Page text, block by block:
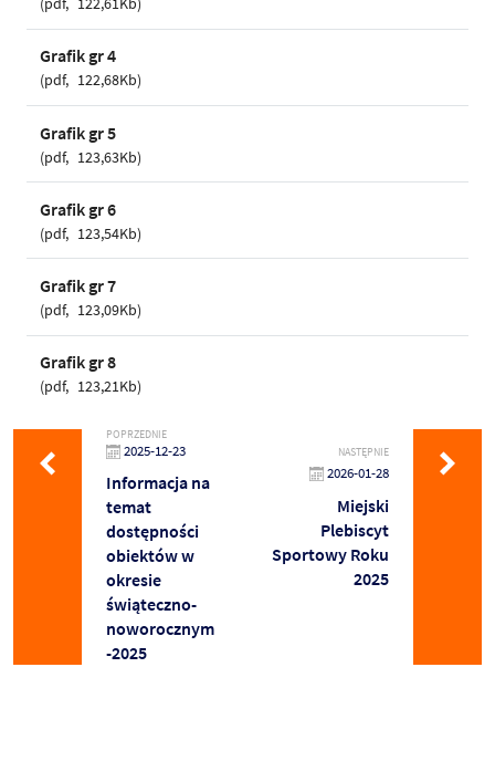
Grafik gr 4
pdf 122,68Kb
Grafik gr 5
pdf 123,63Kb
Grafik gr 6
pdf 123,54Kb
Grafik gr 7
pdf 123,09Kb
Grafik gr 8
pdf 123,21Kb
POPRZEDNIE
2025-12-23
Informacja na
temat
dostępności
obiektów w
okresie
świąteczno-
noworocznym
-2025
NASTĘPNIE
2026-01-28
Miejski
Plebiscyt
Sportowy Roku
2025